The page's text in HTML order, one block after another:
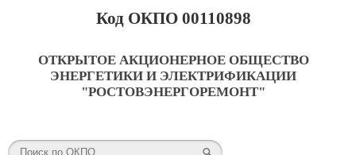
Код ОКПО 00110898
ОТКРЫТОЕ АКЦИОНЕРНОЕ ОБЩЕСТВО
ЭНЕРГЕТИКИ И ЭЛЕКТРИФИКАЦИИ
"РОСТОВЭНЕРГОРЕМОНТ"